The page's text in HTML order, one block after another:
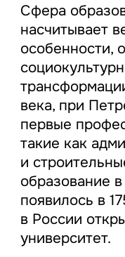
Сфера
насчитывает
особенности,
века, при
первые
такие как
и
образование
появилось в
в России
университет.